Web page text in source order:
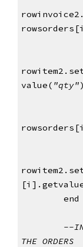
value( "qty"
end
--
THE ORDERS